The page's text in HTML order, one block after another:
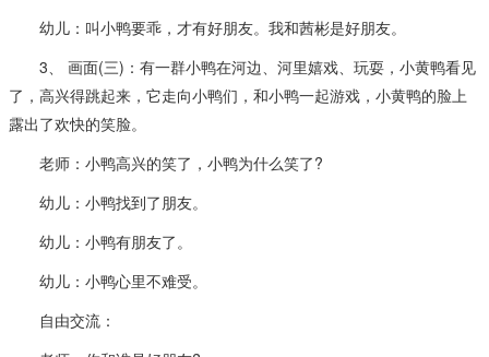
幼儿：叫小鸭要乖，才有好朋友。我和茜彬是好朋友。
3、 画面(三)：有一群小鸭在河边、河里嬉戏、玩耍，小黄鸭看见
了，高兴得跳起来，它走向小鸭们，和小鸭一起游戏，小黄鸭的脸上
露出了欢快的笑脸。
老师：小鸭高兴的笑了，小鸭为什么笑了?
幼儿：小鸭找到了朋友。
幼儿：小鸭有朋友了。
幼儿：小鸭心里不难受。
自由交流：